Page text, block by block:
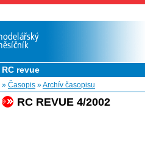
RC revue
» Časopis »Archív časopisu
RC REVUE 4/2002